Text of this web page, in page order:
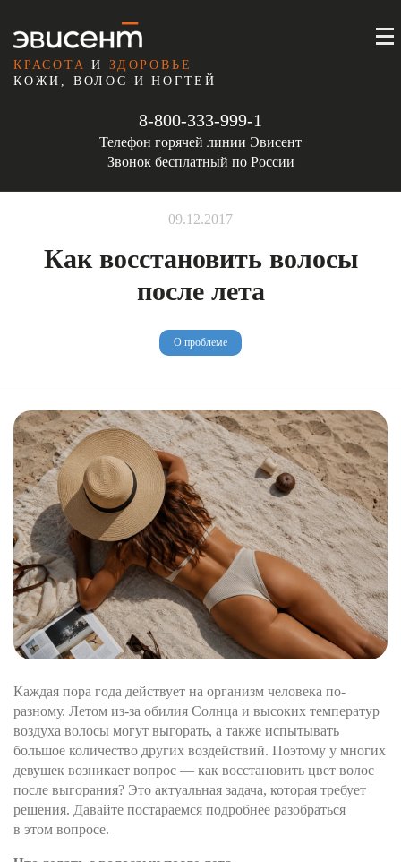
КРАСОТА ИЗДОРОВЬЕ
КОЖИ, ВОЛОС И НОГТЕЙ
8-800-333-999-1
Телефон горячей линии Эвисент
Звонок бесплатный по России
09.12.2017
Как восстановить волосы
после лета
О проблеме
Каждая пора года действует на организм человека по-
разному. Летом из-за обилия Солнца и высоких температур
воздуха волосы могут выгорать, а также испытывать
большое количество других воздействий. Поэтому у многих
девушек возникает вопрос — как восстановить цвет волос
после выгорания? Это актуальная задача, которая требует
решения. Давайте постараемся подробнее разобраться
в этом вопросе.